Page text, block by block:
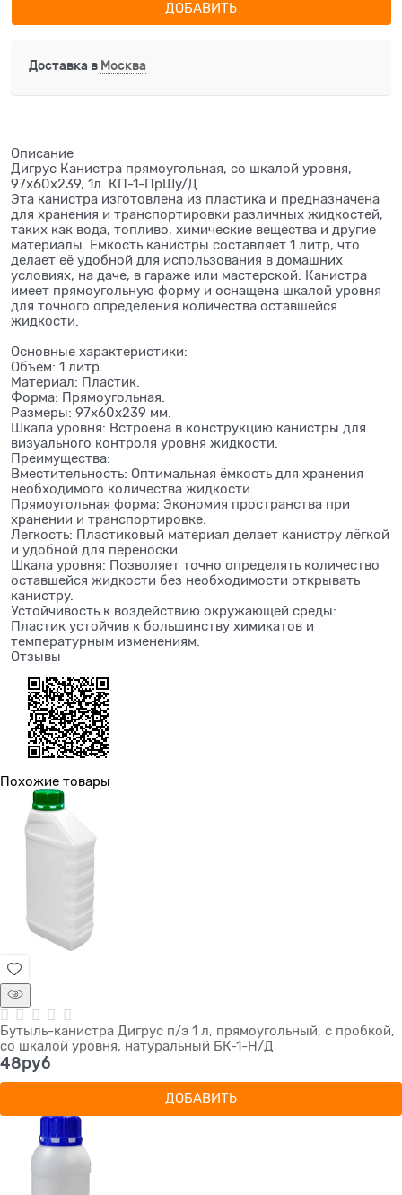
ДОБАВИТЬ
Доставка в Москва
Описание
Дигрус Канистра прямоугольная, со шкалой уровня,
97х60х239, 1л. КП-1-ПрШу/Д
Эта канистра изготовлена из пластика и предназначена
для хранения и транспортировки различных жидкостей,
таких как вода, топливо, химические вещества и другие
материалы. Емкость канистры составляет 1 литр, что
делает её удобной для использования в домашних
условиях, на даче, в гараже или мастерской. Канистра
имеет прямоугольную форму и оснащена шкалой уровня
для точного определения количества оставшейся
жидкости.
Основные характеристики:
Объем: 1 литр.
Материал: Пластик.
Форма: Прямоугольная.
Размеры: 97x60x239 мм.
Шкала уровня: Встроена в конструкцию канистры для
визуального контроля уровня жидкости.
Преимущества:
Вместительность: Оптимальная ёмкость для хранения
необходимого количества жидкости.
Прямоугольная форма: Экономия пространства при
хранении и транспортировке.
Легкость: Пластиковый материал делает канистру лёгкой
и удобной для переноски.
Шкала уровня: Позволяет точно определять количество
оставшейся жидкости без необходимости открывать
канистру.
Устойчивость к воздействию окружающей среды:
Пластик устойчив к большинству химикатов и
температурным изменениям.
Отзывы
Похожие товары
Бутыль-канистра Дигрус п/э 1 л, прямоугольный, с пробкой,
со шкалой уровня, натуральный БК-1-Н/Д
48руб
ДОБАВИТЬ